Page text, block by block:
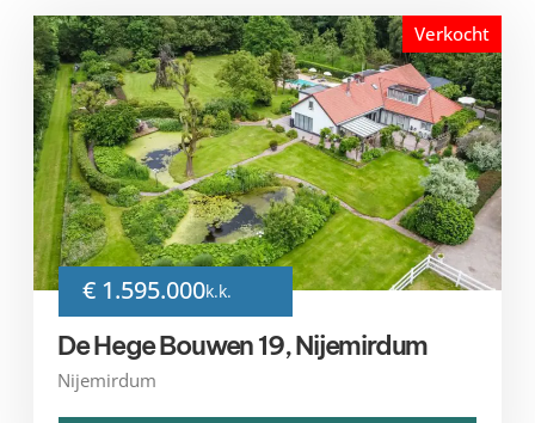
Verkocht
€ 1.595.000k.k.
De Hege Bouwen 19, Nijemirdum
Nijemirdum